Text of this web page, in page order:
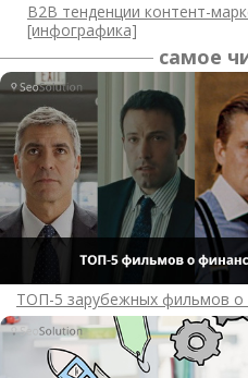
B2B тенденции контент-
[инфографика]
самое
ТОП-5 зарубежных фильмов о